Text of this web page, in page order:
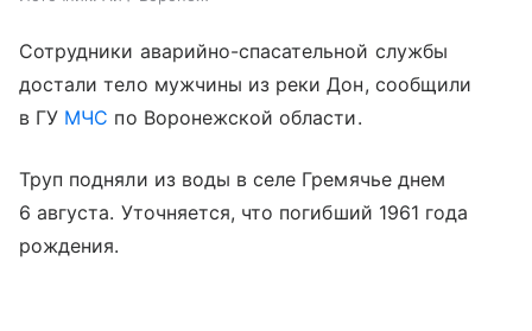
Сотрудники аварийно-спасательной службы
достали тело мужчины из реки Дон, сообщили
в ГУ МЧС по Воронежской области.
Труп подняли из воды в селе Гремячье днем
6 августа. Уточняется, что погибший 1961 года
рождения.